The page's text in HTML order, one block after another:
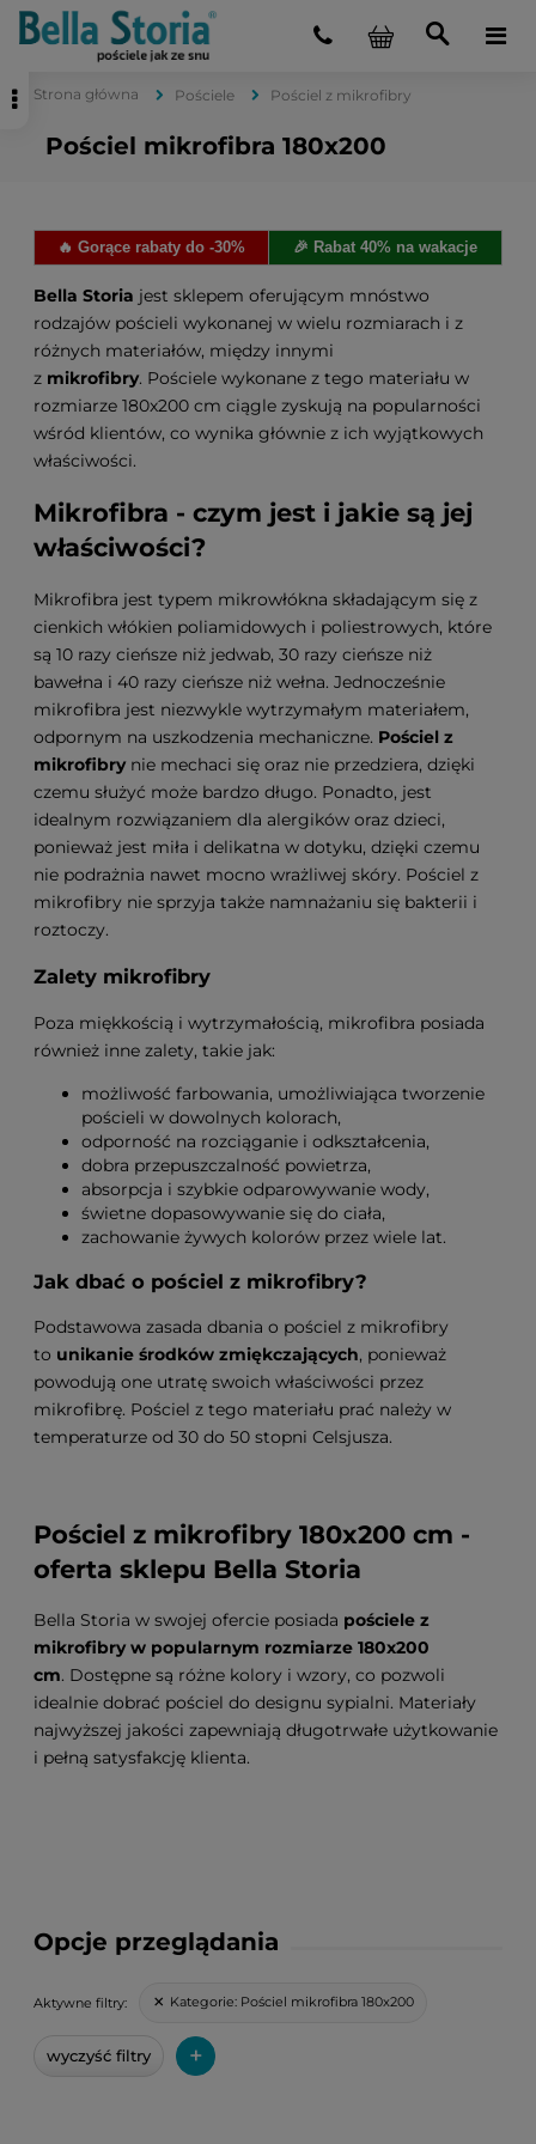
Strona główna Pościele Pościel z mikrofibry
Pościel mikrofibra 180x200
🔥 Gorące rabaty do -30% 🎉 Rabat 40% na wakacje
Opcje przeglądania
Aktywne filtry: Kategorie: Pościel mikrofibra 180x200
wyczyść filtry +
Bella Storia jest sklepem oferującym mnóstwo
rodzajów pościeli wykonanej w wielu rozmiarach i z
różnych materiałów, między innymi
z mikrofibry. Pościele wykonane z tego materiału w
rozmiarze 180x200 cm ciągle zyskują na popularności
wśród klientów, co wynika głównie z ich wyjątkowych
właściwości.
Mikrofibra - czym jest i jakie są jej
właściwości?
Mikrofibra jest typem mikrowłókna składającym się z
cienkich włókien poliamidowych i poliestrowych, które
są 10 razy cieńsze niż jedwab, 30 razy cieńsze niż
bawełna i 40 razy cieńsze niż wełna. Jednocześnie
mikrofibra jest niezwykle wytrzymałym materiałem,
odpornym na uszkodzenia mechaniczne. Pościel z
mikrofibry nie mechaci się oraz nie przedziera, dzięki
czemu służyć może bardzo długo. Ponadto, jest
idealnym rozwiązaniem dla alergików oraz dzieci,
ponieważ jest miła i delikatna w dotyku, dzięki czemu
nie podrażnia nawet mocno wrażliwej skóry. Pościel z
mikrofibry nie sprzyja także namnażaniu się bakterii i
roztoczy.
Zalety mikrofibry
Poza miękkością i wytrzymałością, mikrofibra posiada
również inne zalety, takie jak:
możliwość farbowania, umożliwiająca tworzenie
pościeli w dowolnych kolorach,
odporność na rozciąganie i odkształcenia,
dobra przepuszczalność powietrza,
absorpcja i szybkie odparowywanie wody,
świetne dopasowywanie się do ciała,
zachowanie żywych kolorów przez wiele lat.
Jak dbać o pościel z mikrofibry?
Podstawowa zasada dbania o pościel z mikrofibry
to unikanie środków zmiękczających, ponieważ
powodują one utratę swoich właściwości przez
mikrofibrę. Pościel z tego materiału prać należy w
temperaturze od 30 do 50 stopni Celsjusza.
Pościel z mikrofibry 180x200 cm -
oferta sklepu Bella Storia
Bella Storia w swojej ofercie posiada pościele z
mikrofibry w popularnym rozmiarze 180x200
cm. Dostępne są różne kolory i wzory, co pozwoli
idealnie dobrać pościel do designu sypialni. Materiały
najwyższej jakości zapewniają długotrwałe użytkowanie
i pełną satysfakcję klienta.